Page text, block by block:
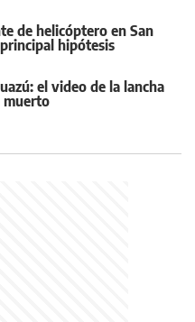
de helicóptero en San
hipótesis
el video de la lancha
muerto